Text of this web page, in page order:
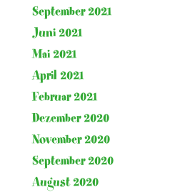
September 2021
Juni 2021
Mai 2021
April 2021
Februar 2021
Dezember 2020
November 2020
September 2020
August 2020